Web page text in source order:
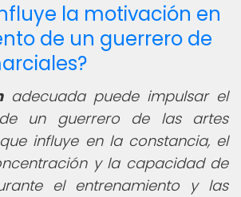
la motivación en
de un guerrero de
adecuada puede impulsar el
un guerrero de las artes
influye en la constancia, el
y la capacidad de
el entrenamiento y las